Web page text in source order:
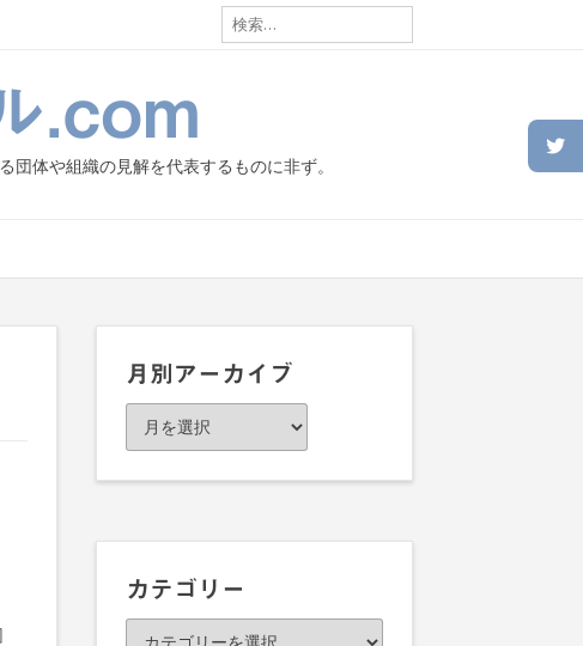
検
索:
.com
体や組織の見解を代表するものに非ず。
月別アーカイブ
別
ア
ブ
カテゴリー